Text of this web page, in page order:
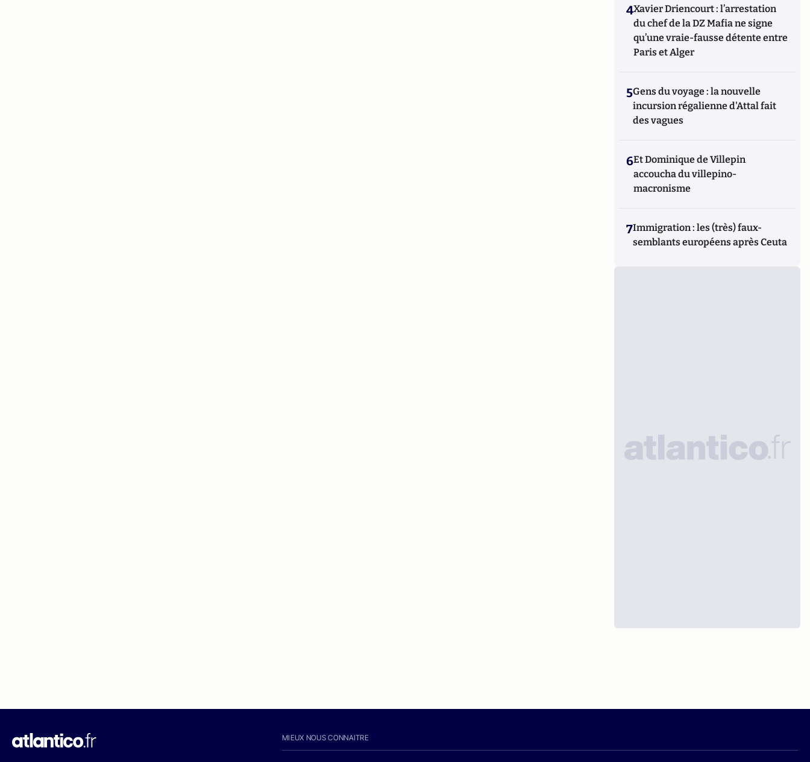
4Xavier Driencourt : l’arrestation
du chef de la DZ Mafia ne signe
qu’une vraie-fausse détente entre
Paris et Alger
5Gens du voyage : la nouvelle
incursion régalienne d'Attal fait
des vagues
6Et Dominique de Villepin
accoucha du villepino-
macronisme
7Immigration : les (très) faux-
semblants européens après Ceuta
MIEUX NOUS CONNAITRE